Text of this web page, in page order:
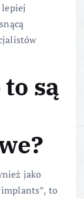
lepiej
to są
jako
to